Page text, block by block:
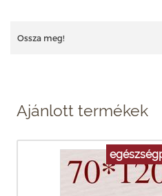
Ossza meg!
Ajánlott termékek